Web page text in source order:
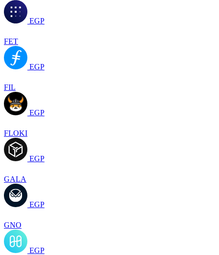
EGP
FET
EGP
FIL
EGP
FLOKI
EGP
GALA
EGP
GNO
EGP